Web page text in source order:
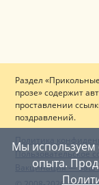
Мы используем
опыта.
Раздел
прозе» содержит
проставлении
поздравлений.
Политика
Пользовательское
Вакцинация —